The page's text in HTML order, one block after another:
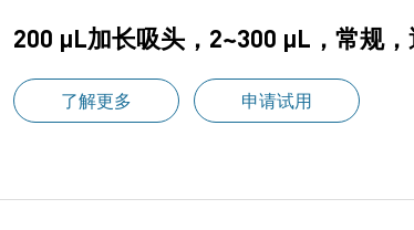
200 μL加长吸头，2~300 μL，常规
了解更多 申请试用